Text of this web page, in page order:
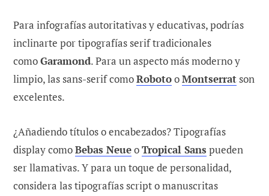
Para infografías autoritativas y educativas, podrías
inclinarte por tipografías serif tradicionales
comoGaramond. Para un aspecto más moderno y
limpio, las sans-serif comoRobotooMontserrat son
excelentes.
¿Añadiendo títulos o encabezados? Tipografías
display comoBebas NeueoTropical Sans pueden
ser llamativas. Y para un toque de personalidad,
considera las tipografías script o manuscritas